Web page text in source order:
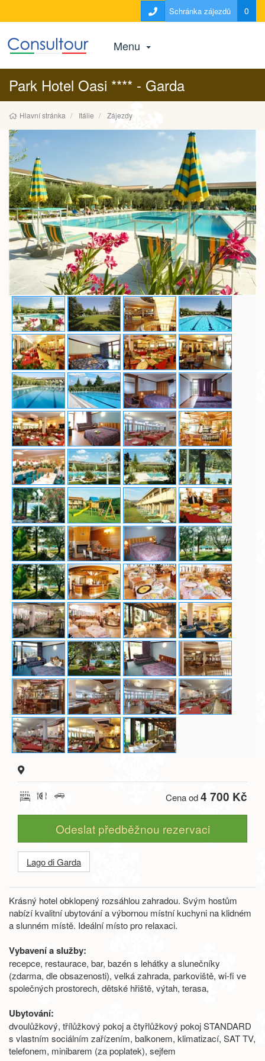
Schránka zájezdů 0
Menu
Park Hotel Oasi **** - Garda
Hlavní stránka Itálie Zájezdy
Cena od4 700 Kč
Odeslat předběžnou rezervaci
Lago di Garda
Krásný hotel obklopený rozsáhlou zahradou. Svým hostům
nabízí kvalitní ubytování a výbornou místní kuchyni na klidném
a slunném místě. Ideální místo pro relaxaci.
Vybavení a služby:
recepce, restaurace, bar, bazén s lehátky a slunečníky
(zdarma, dle obsazenosti), velká zahrada, parkoviště, wi-fi ve
společných prostorech, dětské hřiště, výtah, terasa,
Ubytování:
dvoulůžkový, třílůžkový pokoj a čtyřlůžkový pokoj STANDARD
s vlastním sociálním zařízením, balkonem, klimatizací, SAT TV,
telefonem, minibarem (za poplatek), sejfem